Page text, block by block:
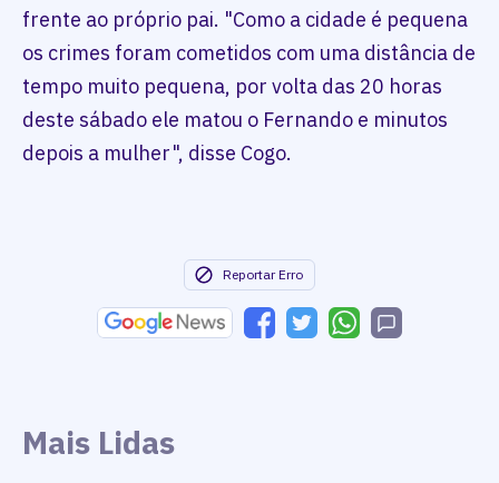
frente ao próprio pai. "Como a cidade é pequena
os crimes foram cometidos com uma distância de
tempo muito pequena, por volta das 20 horas
deste sábado ele matou o Fernando e minutos
depois a mulher", disse Cogo.
Reportar Erro
Mais Lidas